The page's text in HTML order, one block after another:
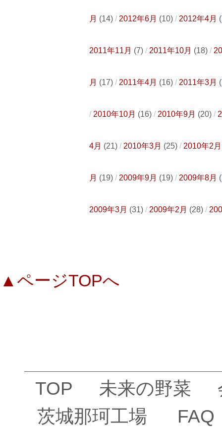
月 (14) 2012年6月 (10) 2012年4月
2011年11月 (7) 2011年10月 (18)
月 (17) 2011年4月 (16) 2011年3月
2010年10月 (16) 2010年9月 (20)
4月 (21) 2010年3月 (25) 2010年2月
月 (19) 2009年9月 (19) 2009年8月
2009年3月 (31) 2009年2月 (28)
▲ページTOPへ
TOP 未来の野菜
茨城那珂工場
FAQ